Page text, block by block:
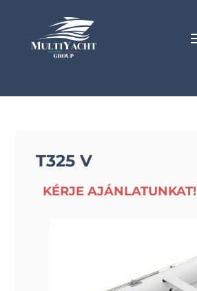
T325 V
KÉRJE AJÁNLATUNKAT!